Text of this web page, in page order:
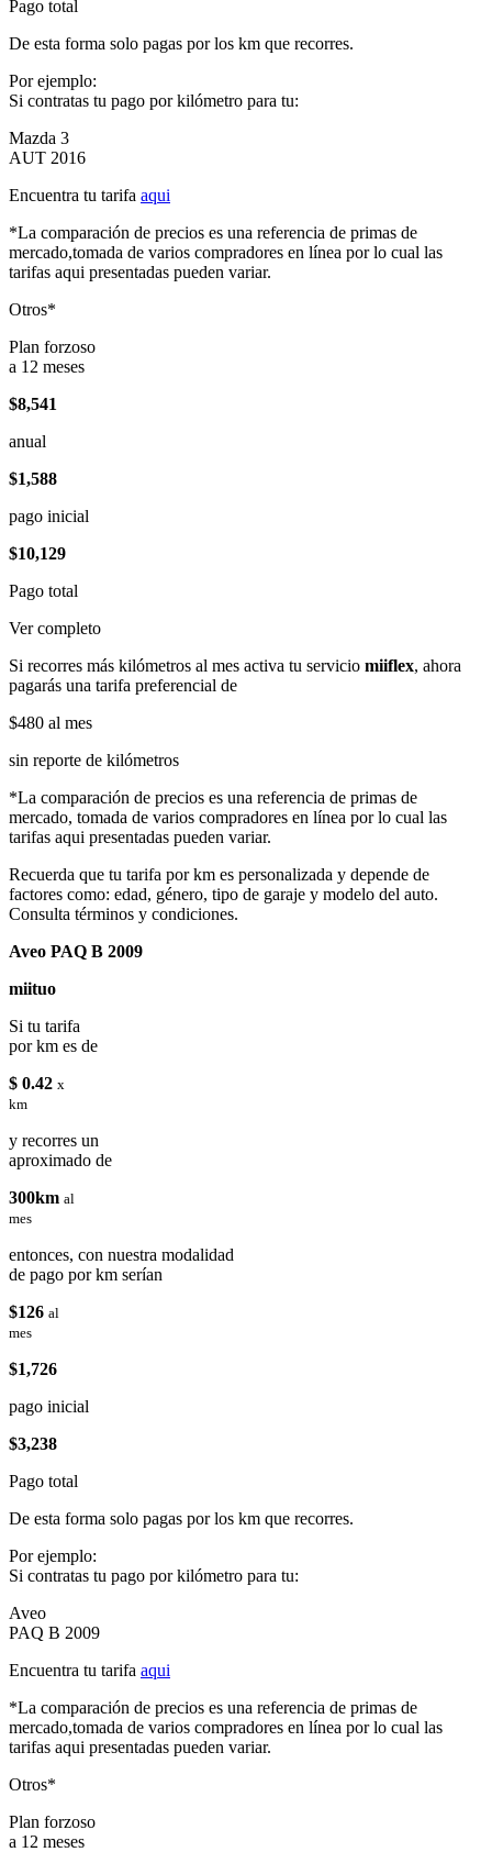
Pago total
De esta forma solo pagas por los km que recorres.
Por ejemplo:
Si contratas tu pago por kilómetro para tu:
Mazda 3
AUT 2016
Encuentra tu tarifa aqui
*La comparación de precios es una referencia de primas de
mercado,tomada de varios compradores en línea por lo cual las
tarifas aqui presentadas pueden variar.
Otros*
Plan forzoso
a 12 meses
$8,541
anual
$1,588
pago inicial
$10,129
Pago total
Ver completo
Si recorres más kilómetros al mes activa tu servicio miiflex, ahora
pagarás una tarifa preferencial de
$480 al mes
sin reporte de kilómetros
*La comparación de precios es una referencia de primas de
mercado, tomada de varios compradores en línea por lo cual las
tarifas aqui presentadas pueden variar.
Recuerda que tu tarifa por km es personalizada y depende de
factores como: edad, género, tipo de garaje y modelo del auto.
Consulta términos y condiciones.
Aveo PAQ B 2009
miituo
Si tu tarifa
por km es de
$ 0.42 x
km
y recorres un
aproximado de
300km al
mes
entonces, con nuestra modalidad
de pago por km serían
$126 al
mes
$1,726
pago inicial
$3,238
Pago total
De esta forma solo pagas por los km que recorres.
Por ejemplo:
Si contratas tu pago por kilómetro para tu:
Aveo
PAQ B 2009
Encuentra tu tarifa aqui
*La comparación de precios es una referencia de primas de
mercado,tomada de varios compradores en línea por lo cual las
tarifas aqui presentadas pueden variar.
Otros*
Plan forzoso
a 12 meses